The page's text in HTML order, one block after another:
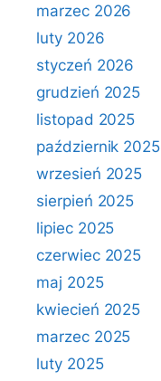
marzec 2026
luty 2026
styczeń 2026
grudzień 2025
listopad 2025
październik 2025
wrzesień 2025
sierpień 2025
lipiec 2025
czerwiec 2025
maj 2025
kwiecień 2025
marzec 2025
luty 2025